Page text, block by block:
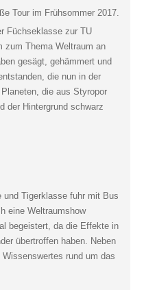
Tour im Frühsommer 2017.
Füchseklasse zur TU
zum Thema Weltraum an
gesägt, gehämmert und
die nun in der
die aus Styropor
der Hintergrund schwarz
Tigerklasse fuhr mit Bus
eine Weltraumshow
begeistert, da die Effekte in
übertroffen haben. Neben
rund um das